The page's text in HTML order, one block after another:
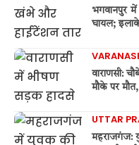
भगवानपुर
घायल;
VARANASI
वाराणसी:
मौके पर मौत,
UTTAR
महराजगंज: